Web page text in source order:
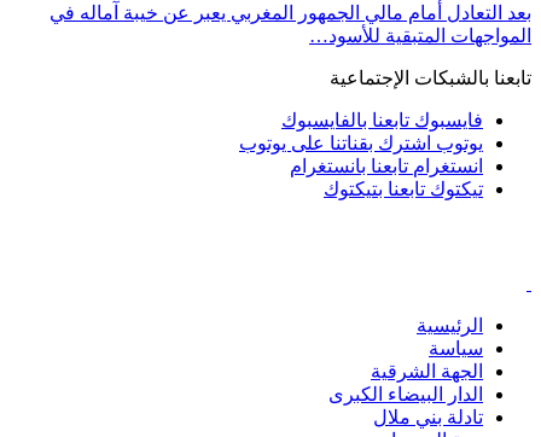
بعد التعادل أمام مالي الجمهور المغربي يعبر عن خيبة آماله في
المواجهات المتبقية للأسود…
تابعنا بالشبكات الإجتماعية
فايسبوك تابعنا بالفايسبوك
يوتوب اشترك بقناتنا على يوتوب
انستغرام تابعنا بانستغرام
تيكتوك تابعنا بتيكتوك
الرئيسية
سياسة
الجهة الشرقية
الدار البيضاء الكبرى
تادلة بني ملال